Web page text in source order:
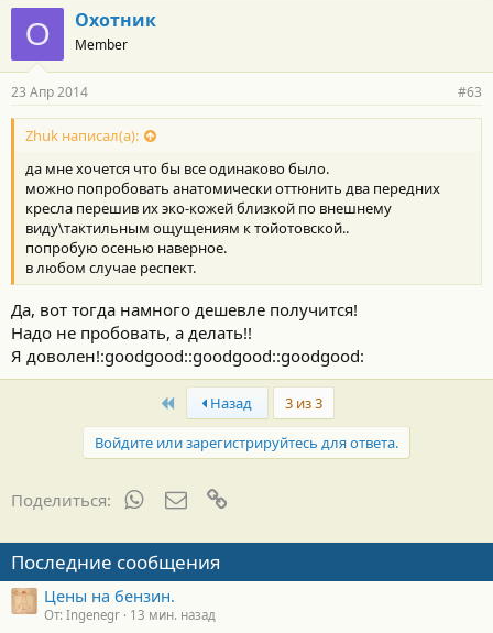
О Охотник
Member
23 Апр 2014 #63
Zhuk написал(а):
да мне хочется что бы все одинаково было.
можно попробовать анатомически оттюнить два передних
кресла перешив их эко-кожей близкой по внешнему
виду\тактильным ощущениям к тойотовской..
попробую осенью наверное.
в любом случае респект.
Да, вот тогда намного дешевле получится!
Надо не пробовать, а делать!!
Я доволен!:goodgood::goodgood::goodgood:
First Назад
3 из 3
Войдите или зарегистрируйтесь для ответа.
Поделиться: WhatsAppЭлектронная почта
Последние сообщения
Цены на бензин.
От: Ingenegr 13 мин. назад